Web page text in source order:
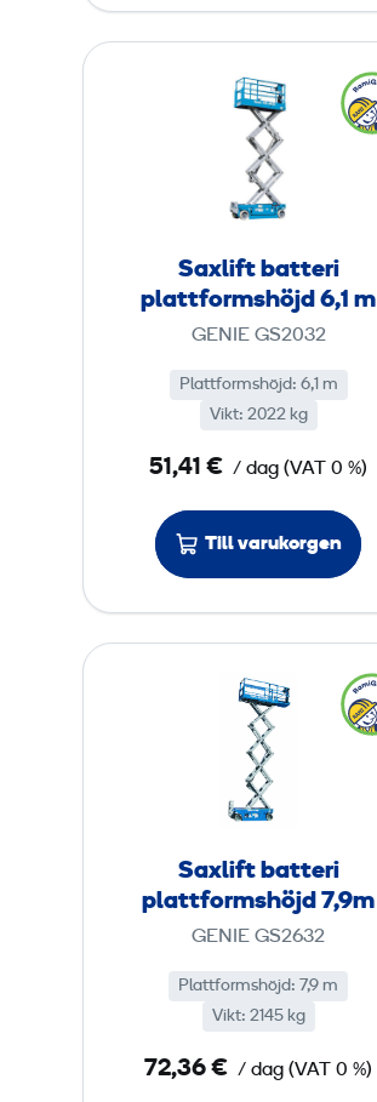
t
t
f
o
r
m
s
ö
j
d
5
,
9
m
a
x
l
i
f
t
b
t
e
p
l
a
t
t
f
o
r
m
s
ö
j
d
6
,
Saxlift batteri
plattformshöjd 6,1 m
GENIE GS2032
Plattformshöjd: 6,1 m
Vikt: 2022 kg
51,41 € / dag (VAT 0 %)
Till varukorgen
a
x
l
i
f
t
b
t
e
Saxlift batteri
plattformshöjd 7,9m
GENIE GS2632
Plattformshöjd: 7,9 m
Vikt: 2145 kg
72,36 € / dag (VAT 0 %)